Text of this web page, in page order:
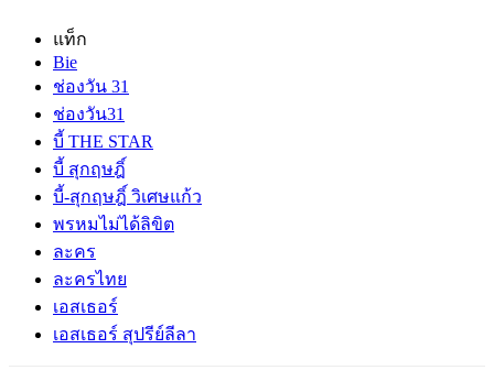
แท็ก
Bie
ช่องวัน 31
ช่องวัน31
บี้ THE STAR
บี้ สุกฤษฎิ์
บี้-สุกฤษฎิ์ วิเศษแก้ว
พรหมไม่ได้ลิขิต
ละคร
ละครไทย
เอสเธอร์
เอสเธอร์ สุปรีย์ลีลา